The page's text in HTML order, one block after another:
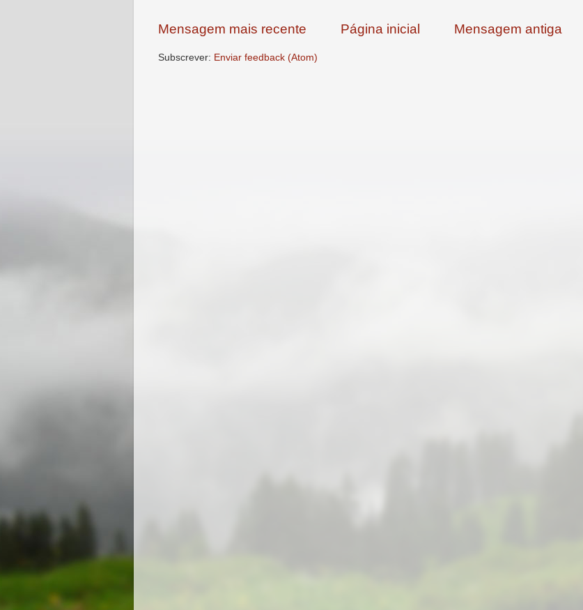
Mensagem mais recente Mensagem antiga
Página inicial
Subscrever: Enviar feedback (Atom)